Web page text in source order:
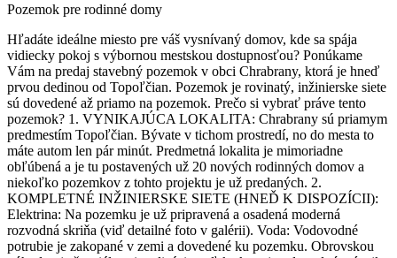
Pozemok pre rodinné domy
Hľadáte ideálne miesto pre váš vysnívaný domov, kde sa spája
vidiecky pokoj s výbornou mestskou dostupnosťou? Ponúkame
Vám na predaj stavebný pozemok v obci Chrabrany, ktorá je hneď
prvou dedinou od Topoľčian. Pozemok je rovinatý, inžinierske siete
sú dovedené až priamo na pozemok. Prečo si vybrať práve tento
pozemok? 1. VYNIKAJÚCA LOKALITA: Chrabrany sú priamym
predmestím Topoľčian. Bývate v tichom prostredí, no do mesta to
máte autom len pár minút. Predmetná lokalita je mimoriadne
obľúbená a je tu postavených už 20 nových rodinných domov a
niekoľko pozemkov z tohto projektu je už predaných. 2.
KOMPLETNÉ INŽINIERSKE SIETE (HNEĎ K DISPOZÍCII):
Elektrina: Na pozemku je už pripravená a osadená moderná
rozvodná skriňa (viď detailné foto v galérii). Voda: Vodovodné
potrubie je zakopané v zemi a dovedené ku pozemku. Obrovskou